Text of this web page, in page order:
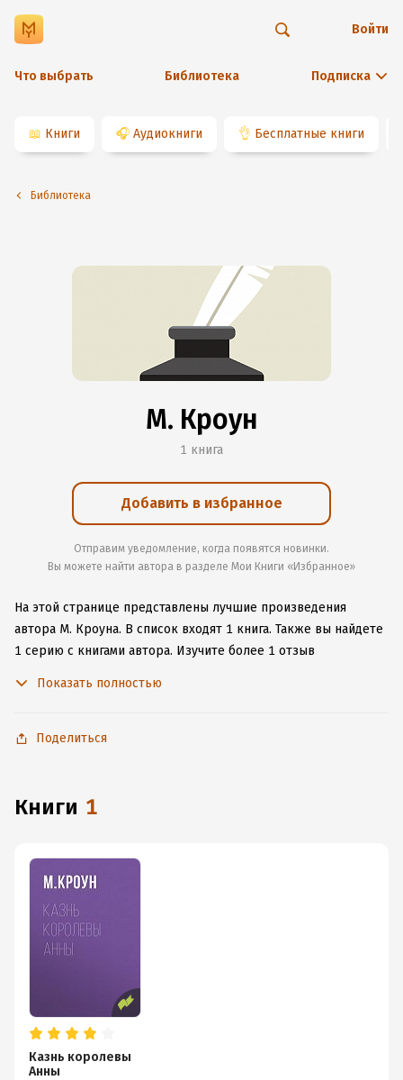
Что выбрать Библиотека Подписка
Войти
📖 Книги 🎧 Аудиокниги 👌 Бесплатные книги
Библиотека
М. Кроун
1 книга
Добавить в избранное
Отправим уведомление, когда появятся новинки.
Вы можете найти автора в разделе Мои Книги «Избранное»
На этой странице представлены лучшие произведения
автора М. Кроуна. В список входят 1 книга. Также вы найдете
1 серию с книгами автора. Изучите более 1 отзыв
с любимыми произведениями даже без подключения
Показать полностью
Поделиться
книги 1
Казнь королевы
Анны